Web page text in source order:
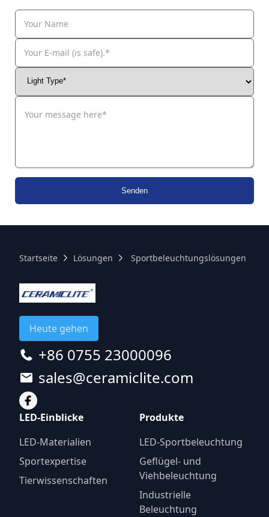
Your Name
Your E-mail (is safe).*
Senden
Startseite Lösungen Sportbeleuchtungslösungen
Heute gehen
+86 0755 23000096
sales@ceramiclite.com
LED-Einblicke
LED-Materialien
Sportexpertise
Tierwissenschaften
Produkte
LED-Sportbeleuchtung
Geflügel- und
Viehbeleuchtung
Industrielle
Beleuchtung